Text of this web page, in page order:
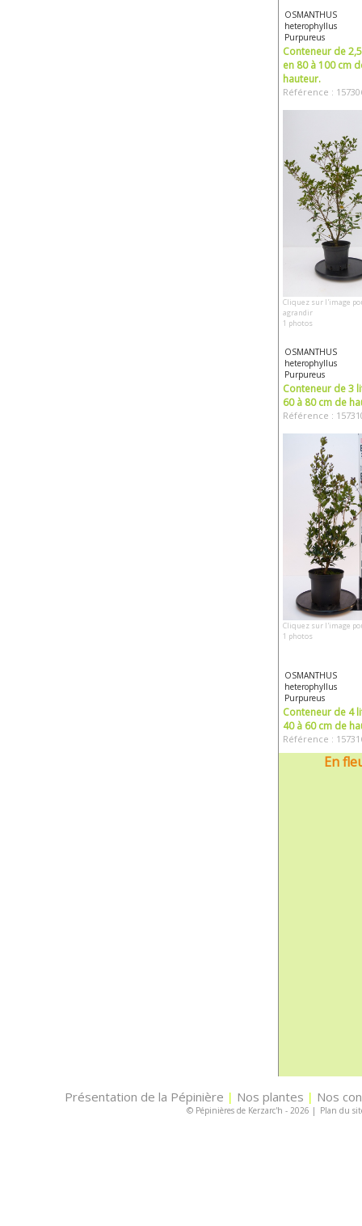
OSMANTHUS
heterophyllus
Purpureus
Conteneur de
en 80 à 100 cm
hauteur.
Référence :
Cliquez sur l'image
agrandir
1 photos
OSMANTHUS
heterophyllus
Purpureus
Conteneur de 3
60 à 80 cm de
Référence :
Cliquez sur l'image
1 photos
OSMANTHUS
heterophyllus
Purpureus
Conteneur de 4
40 à 60 cm de
Référence :
En
Présentation de la Pépinière | Nos plantes | Nos
© Pépinières de Kerzarc'h - 2026 | Plan du